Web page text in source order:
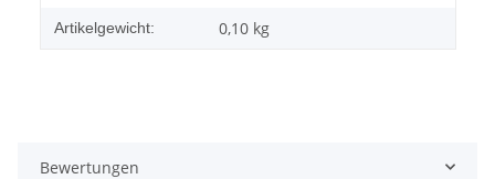
Artikelgewicht: 0,10 kg
Bewertungen